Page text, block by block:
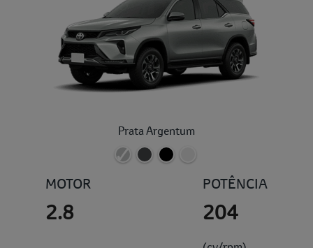
Prata Argentum
MOTOR
2.8
POTÊNCIA
204